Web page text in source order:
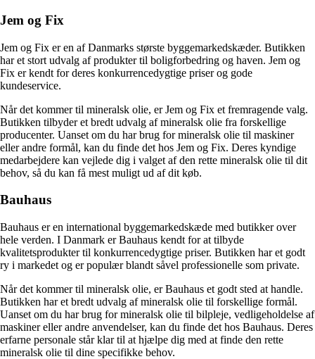
Jem og Fix
Jem og Fix er en af Danmarks største byggemarkedskæder. Butikken
har et stort udvalg af produkter til boligforbedring og haven. Jem og
Fix er kendt for deres konkurrencedygtige priser og gode
kundeservice.
Når det kommer til mineralsk olie, er Jem og Fix et fremragende valg.
Butikken tilbyder et bredt udvalg af mineralsk olie fra forskellige
producenter. Uanset om du har brug for mineralsk olie til maskiner
eller andre formål, kan du finde det hos Jem og Fix. Deres kyndige
medarbejdere kan vejlede dig i valget af den rette mineralsk olie til dit
behov, så du kan få mest muligt ud af dit køb.
Bauhaus
Bauhaus er en international byggemarkedskæde med butikker over
hele verden. I Danmark er Bauhaus kendt for at tilbyde
kvalitetsprodukter til konkurrencedygtige priser. Butikken har et godt
ry i markedet og er populær blandt såvel professionelle som private.
Når det kommer til mineralsk olie, er Bauhaus et godt sted at handle.
Butikken har et bredt udvalg af mineralsk olie til forskellige formål.
Uanset om du har brug for mineralsk olie til bilpleje, vedligeholdelse af
maskiner eller andre anvendelser, kan du finde det hos Bauhaus. Deres
erfarne personale står klar til at hjælpe dig med at finde den rette
mineralsk olie til dine specifikke behov.